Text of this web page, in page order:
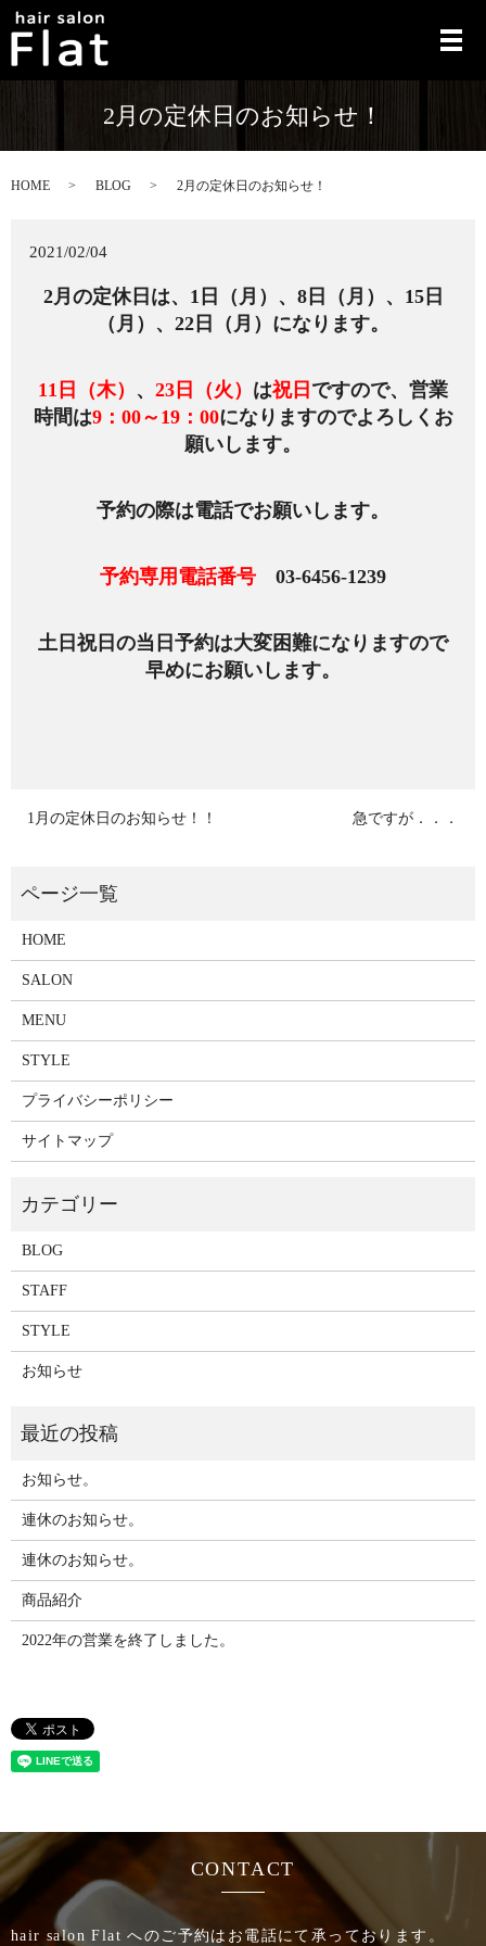
メ
2月の定休日のお知らせ！
HOME BLOG 2月の定休日のお知らせ！
2021/02/04
2月の定休日は、1日（月）、8日（月）、15日
（月）、22日（月）になります。
11日（木） 、 23日（火） は祝日 ですので、営業
時間は9：00～19：00になりますのでよろしくお
願いします。
予約の際は電話でお願いします。
予約専用電話番号 03‐6456‐1239
土日祝日の当日予約は大変困難になりますので
早めにお願いします。
1月の定休日のお知らせ！！ 急ですが．．．
HOME
SALON
MENU
STYLE
プライバシーポリシー
サイトマップ
BLOG
STAFF
STYLE
お知らせ
お知らせ。
連休のお知らせ。
連休のお知らせ。
商品紹介
2022年の営業を終了しました。
CONTACT
hair salon Flat へのご予約はお電話にて承っております。